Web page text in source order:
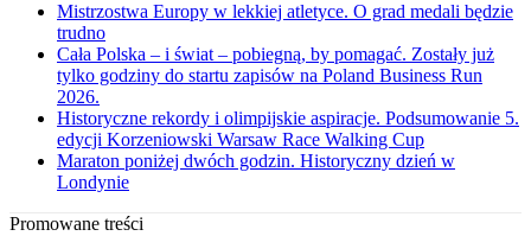
Mistrzostwa Europy w lekkiej atletyce. O grad medali będzie
trudno
Cała Polska – i świat – pobiegną, by pomagać. Zostały już
tylko godziny do startu zapisów na Poland Business Run
2026.
Historyczne rekordy i olimpijskie aspiracje. Podsumowanie 5.
edycji Korzeniowski Warsaw Race Walking Cup
Maraton poniżej dwóch godzin. Historyczny dzień w
Londynie
Promowane treści